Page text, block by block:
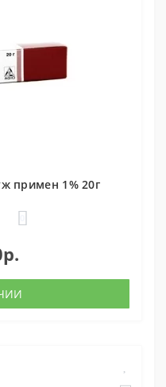
примен 1% 20г